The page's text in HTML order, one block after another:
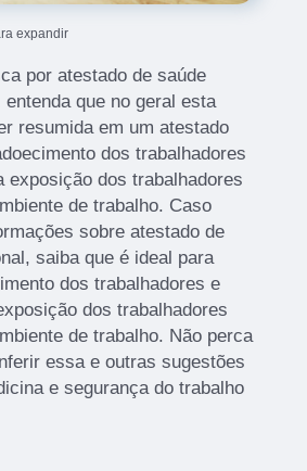
expandir
por atestado de saúde
entenda que no geral esta
resumida em um atestado
dos trabalhadores
exposição dos trabalhadores
de trabalho. Caso
sobre atestado de
saiba que é ideal para
dos trabalhadores e
dos trabalhadores
de trabalho. Não perca
essa e outras sugestões
e segurança do trabalho